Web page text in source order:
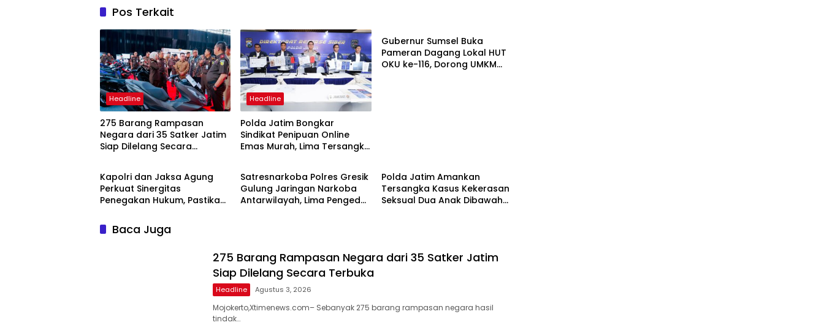
Pos Terkait
Headline
275 Barang Rampasan
Negara dari 35 Satker Jatim
Siap Dilelang Secara
Headline
Polda Jatim Bongkar
Sindikat Penipuan Online
Emas Murah, Lima Tersangka
Gubernur Sumsel Buka
Pameran Dagang Lokal HUT
OKU ke-116, Dorong UMKM
Headline
Kapolri dan Jaksa Agung
Perkuat Sinergitas
Penegakan Hukum, Pastikan
Hukum & Kriminal
Satresnarkoba Polres Gresik
Gulung Jaringan Narkoba
Antarwilayah, Lima Pengedar
Polda Jatim Amankan
Tersangka Kasus Kekerasan
Seksual Dua Anak Dibawah
Baca Juga
275 Barang Rampasan Negara dari 35 Satker Jatim
Siap Dilelang Secara Terbuka
Headline Agustus 3, 2026
Mojokerto,Xtimenews.com– Sebanyak 275 barang rampasan negara hasil
tindak…